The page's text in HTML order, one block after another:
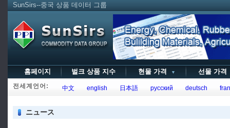
SunSirs--중국 상품 데이터 그룹
홈페이지 벌크 상품 지수 현물 가격 ▼ 선물 가
전세계언어: 中文 english 日本語 русский deutsch
ニュース